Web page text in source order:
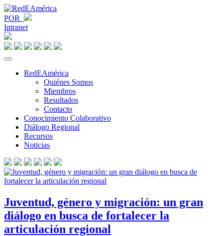
POR
Intranet
RedEAmérica
Quiénes Somos
Miembros
Resultados
Contacto
Conocimiento Colaborativo
Diálogo Regional
Recursos
Noticias
Juventud, género y migración: un gran
diálogo en busca de fortalecer la
articulación regional